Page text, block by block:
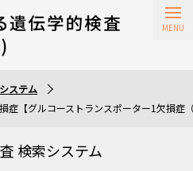
検査
ステム
症【グルコーストランスポーター1欠損症
検索システム